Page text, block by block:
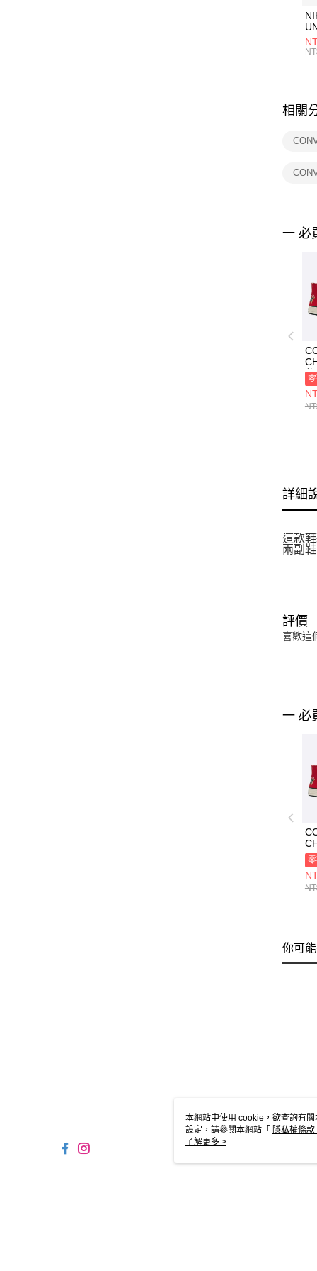
統
相關
一 必
休
詳細
這款
兩副
評價
喜歡這
一 必
休
你可
本網站中使用 cookie，欲查詢有
設定，請參閱本網站「 隱私權條款
使用 cookie。
了解更多 >